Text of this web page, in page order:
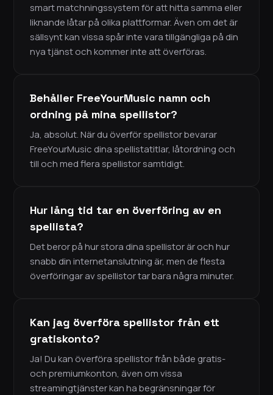
smart matchningssystem för att hitta samma eller
liknande låtar på olika plattformar. Även om det är
sällsynt kan vissa spår inte vara tillgängliga på din
nya tjänst och kommer inte att överföras.
Behåller FreeYourMusic namn och
ordning på mina spellistor?
Ja, absolut. När du överför spellistor bevarar
FreeYourMusic dina spellistatitlar, låtordning och
till och med flera spellistor samtidigt.
Hur lång tid tar en överföring av en
spellista?
Det beror på hur stora dina spellistor är och hur
snabb din internetanslutning är, men de flesta
överföringar av spellistor tar bara några minuter.
Kan jag överföra spellistor från ett
gratiskonto?
Ja! Du kan överföra spellistor från både gratis-
och premiumkonton, även om vissa
streamingtjänster kan ha begränsningar för